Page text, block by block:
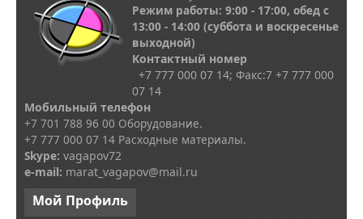
Режим работы: 9:00 - 17:00, обед с
13:00 - 14:00 (суббота и воскресенье
выходной)
Контактный номер
+7 777 000 07 14; Факс:7 +7 777 000
07 14
Мобильный телефон
+7 701 788 96 00 Оборудование.
+7 777 000 07 14 Расходные материалы.
Skype: vagapov72
e-mail: marat_vagapov@mail.ru
Мой Профиль